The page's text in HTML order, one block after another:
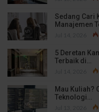
Sedang Cari
Manajemen
5 Deretan
Terbaik di…
Mau Kuliah?
Teknologi…